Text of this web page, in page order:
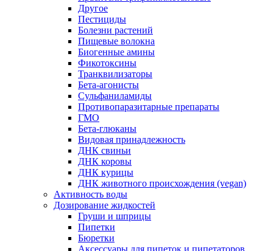
Другое
Пестициды
Болезни растений
Пищевые волокна
Биогенные амины
Фикотоксины
Транквилизаторы
Бета-агонисты
Сульфаниламиды
Противопаразитарные препараты
ГМО
Бета-глюканы
Видовая принадлежность
ДНК свиньи
ДНК коровы
ДНК курицы
ДНК животного происхождения (vegan)
Активность воды
Дозирование жидкостей
Груши и шприцы
Пипетки
Бюретки
Аксессуары для пипеток и пипетаторов